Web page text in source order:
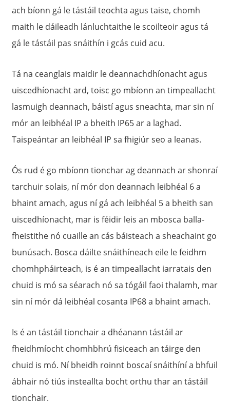
ach bíonn gá le tástáil teochta agus taise, chomh
maith le dáileadh lánluchtaithe le scoilteoir agus tá
gá le tástáil pas snáithín i gcás cuid acu.
Tá na ceanglais maidir le deannachdhíonacht agus
uiscedhíonacht ard, toisc go mbíonn an timpeallacht
lasmuigh deannach, báistí agus sneachta, mar sin ní
mór an leibhéal IP a bheith IP65 ar a laghad.
Taispeántar an leibhéal IP sa fhigiúr seo a leanas.
Ós rud é go mbíonn tionchar ag deannach ar shonraí
tarchuir solais, ní mór don deannach leibhéal 6 a
bhaint amach, agus ní gá ach leibhéal 5 a bheith san
uiscedhíonacht, mar is féidir leis an mbosca balla-
fheistithe nó cuaille an cás báisteach a sheachaint go
bunúsach. Bosca dáilte snáithíneach eile le feidhm
chomhpháirteach, is é an timpeallacht iarratais den
chuid is mó sa séarach nó sa tógáil faoi thalamh, mar
sin ní mór dá leibhéal cosanta IP68 a bhaint amach.
Is é an tástáil tionchair a dhéanann tástáil ar
fheidhmíocht chomhbhrú fisiceach an táirge den
chuid is mó. Ní bheidh roinnt boscaí snáithíní a bhfuil
ábhair nó tiús insteallta bocht orthu thar an tástáil
tionchair.